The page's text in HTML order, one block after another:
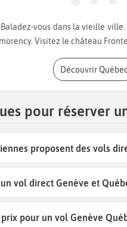
Visitez le château
Découvrir Québec
pour réserver
proposent des vols
vol direct Genève et
pour un vol Genève